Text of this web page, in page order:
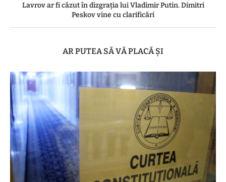
Lavrov ar fi căzut în dizgrația lui Vladimir Putin. Dimitri
Peskov vine cu clarificări
AR PUTEA SĂ VĂ PLACĂ ȘI